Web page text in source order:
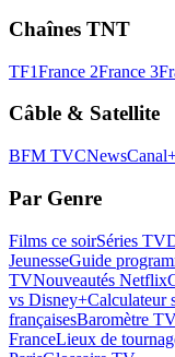
Chaînes TNT
TF1France 2France 3
Câble & Satellite
BFM TVCNews
Par Genre
Films ce soirSéries TV
JeunesseGuide
TVNouveautés Netflix
vs Disney+Calculateur
françaisesBaromètre
FranceLieux de